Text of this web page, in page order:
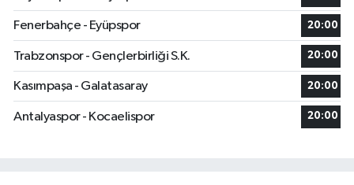
Fenerbahçe - Eyüpspor 20:00
Trabzonspor - Gençlerbirliği S.K. 20:00
Kasımpaşa - Galatasaray 20:00
Antalyaspor - Kocaelispor 20:00